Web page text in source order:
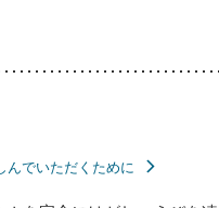
んでいただくために